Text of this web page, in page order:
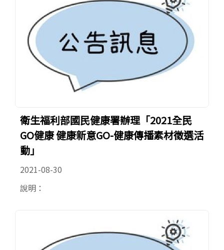
衛生福利部國民健康署辦理「2021全民
GO健康 健康新意GO-健康傳播素材徵選活
動」
2021-08-30
說明：